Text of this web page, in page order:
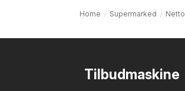
Home Supermarked Netto
Tilbudmaskine